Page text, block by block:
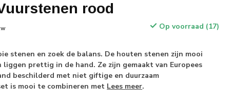
rood
Op voorraad (17)
stenen en zoek de balans. De houten stenen zijn mooi
prettig in de hand. Ze zijn gemaakt van Europees
beschilderd met niet giftige en duurzaam
is mooi te combineren met Lees meer.